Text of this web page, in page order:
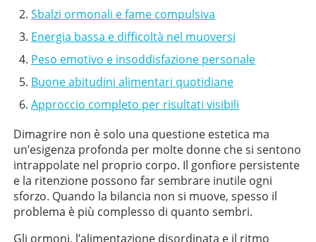
Sbalzi ormonali e fame compulsiva
Energia bassa e difficoltà nel muoversi
Peso emotivo e insoddisfazione personale
Buone abitudini alimentari quotidiane
Approccio completo per risultati visibili
Dimagrire non è solo una questione estetica ma
un’esigenza profonda per molte donne che si sentono
intrappolate nel proprio corpo. Il gonfiore persistente
e la ritenzione possono far sembrare inutile ogni
sforzo. Quando la bilancia non si muove, spesso il
problema è più complesso di quanto sembri.
Gli ormoni, l’alimentazione disordinata e il ritmo